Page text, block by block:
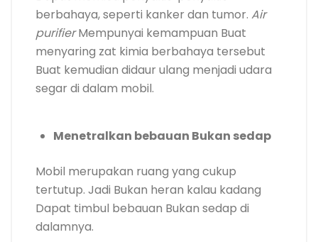
berbahaya, seperti kanker dan tumor. Air
purifierMempunyai kemampuan Buat
menyaring zat kimia berbahaya tersebut
Buat kemudian didaur ulang menjadi udara
segar di dalam mobil.
Menetralkan bebauan Bukan sedap
Mobil merupakan ruang yang cukup
tertutup. Jadi Bukan heran kalau kadang
Dapat timbul bebauan Bukan sedap di
dalamnya.